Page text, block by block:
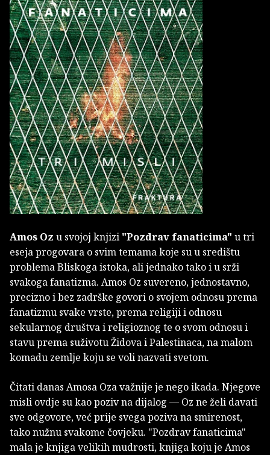
Amos Oz u svojoj knjizi "Pozdrav fanaticima" u tri
eseja progovara o svim temama koje su u središtu
problema Bliskoga istoka, ali jednako tako i u srži
svakoga fanatizma. Amos Oz suvereno, jednostavno,
precizno i bez zadrške govori o svojem odnosu prema
fanatizmu svake vrste, prema religiji i odnosu
sekularnog društva i religioznog te o svom odnosu i
stavu prema suživotu Židova i Palestinaca, na malom
komadu zemlje koju se voli nazvati svetom.
Čitati danas Amosa Oza važnije je nego ikada. Njegove
misli ovdje su kao poziv na dijalog — Oz ne želi davati
sve odgovore, već prije svega poziva na smirenost,
tako nužnu svakome čovjeku. "Pozdrav fanaticima"
mala je knjiga velikih mudrosti, knjiga koju je Amos